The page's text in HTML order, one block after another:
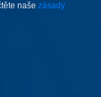
naše zásady